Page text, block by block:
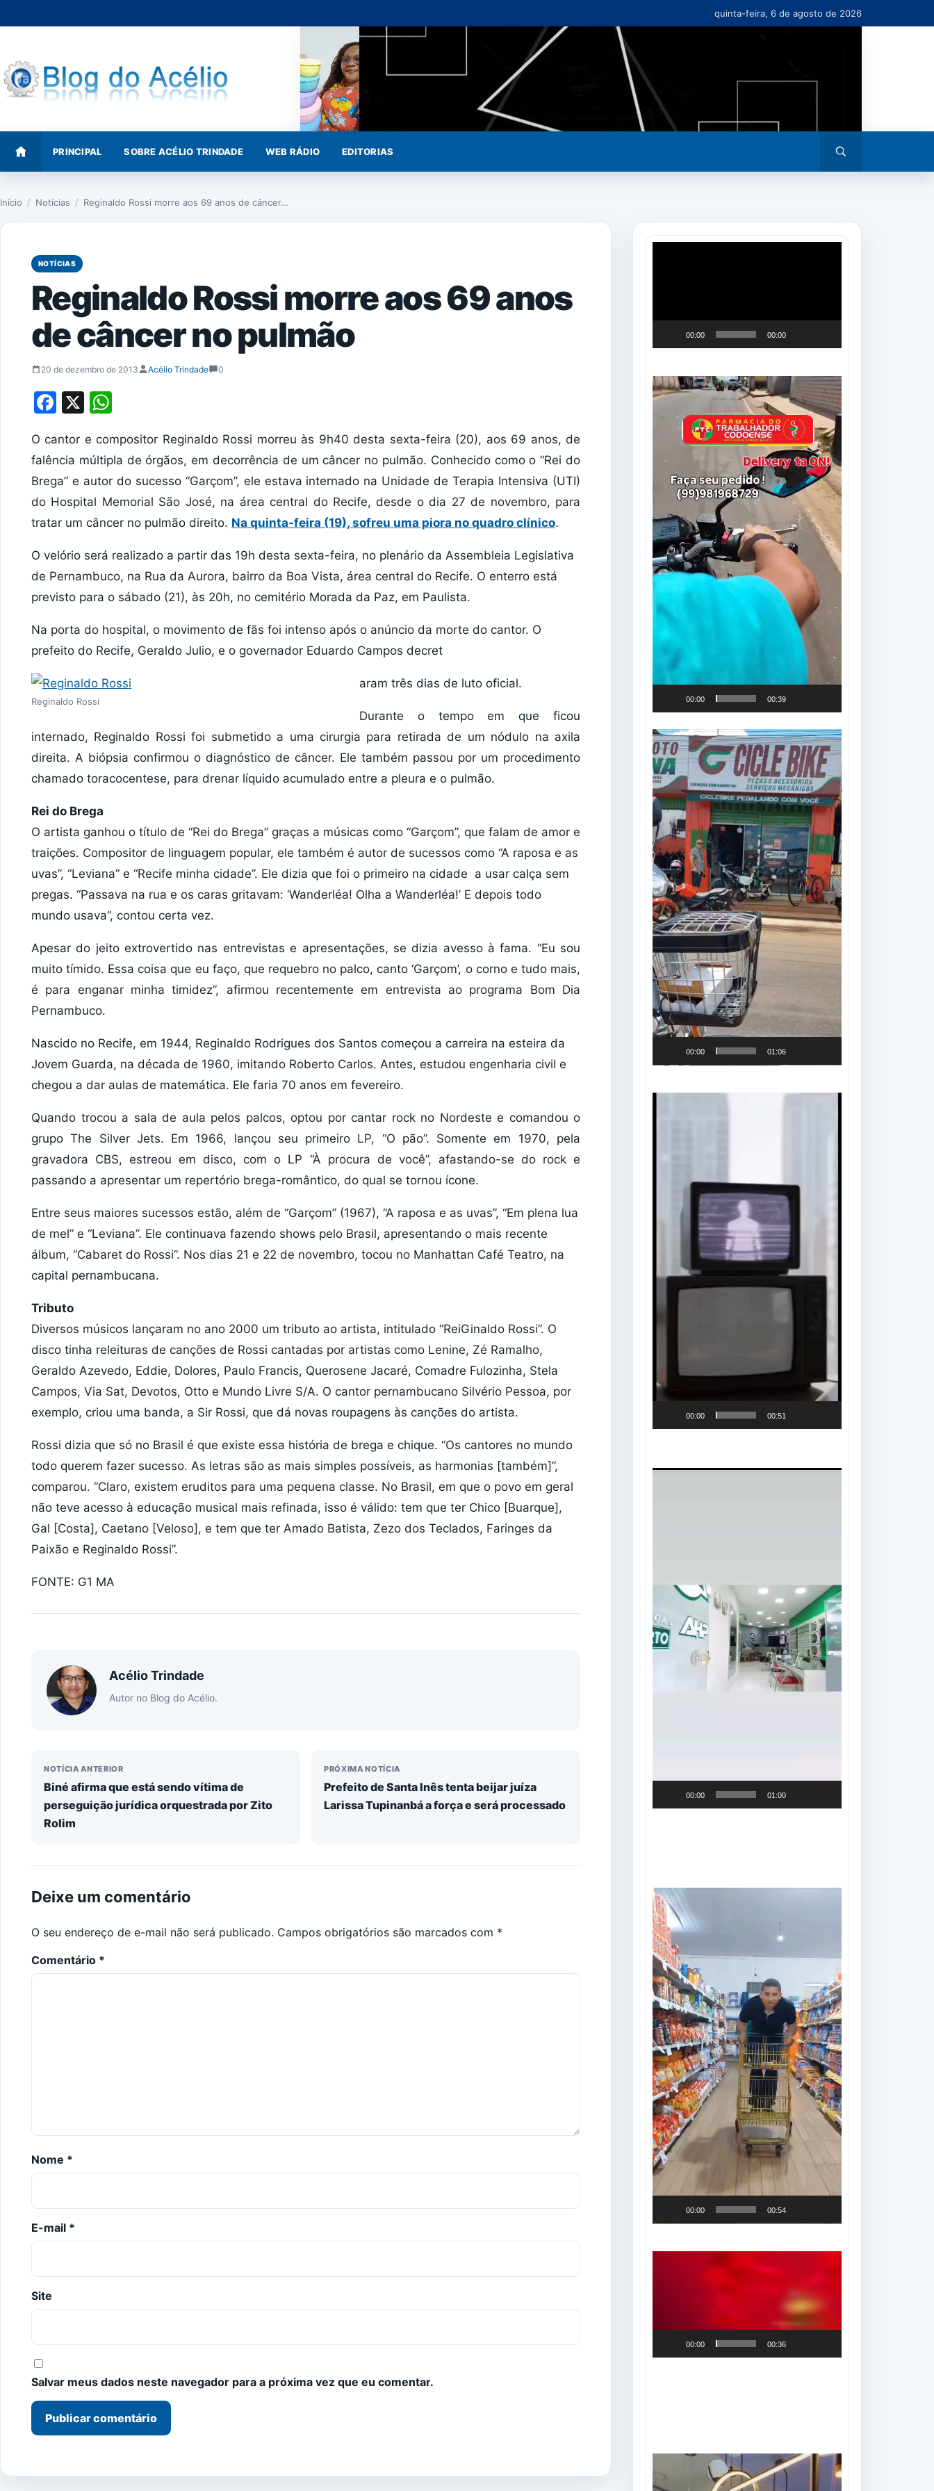
para
conteúdo
quinta-feira, 6 de agosto de 2026
PRINCIPAL SOBRE ACÉLIO TRINDADE WEB RÁDIO EDITORIAS
busca
Início / Notícias / Reginaldo Rossi morre aos 69 anos de câncer…
NOTÍCIAS
Reginaldo Rossi morre aos 69 anos
de câncer no pulmão
20 de dezembro de 2013 Acélio Trindade 0
Facebook
X
O cantor e compositor Reginaldo Rossi morreu às 9h40 desta sexta-feira (20), aos 69 anos, de
falência múltipla de órgãos, em decorrência de um câncer no pulmão. Conhecido como o “Rei do
Brega” e autor do sucesso “Garçom”, ele estava internado na Unidade de Terapia Intensiva (UTI)
do Hospital Memorial São José, na área central do Recife, desde o dia 27 de novembro, para
tratar um câncer no pulmão direito. Na quinta-feira (19), sofreu uma piora no quadro clínico.
O velório será realizado a partir das 19h desta sexta-feira, no plenário da Assembleia Legislativa
de Pernambuco, na Rua da Aurora, bairro da Boa Vista, área central do Recife. O enterro está
previsto para o sábado (21), às 20h, no cemitério Morada da Paz, em Paulista.
Na porta do hospital, o movimento de fãs foi intenso após o anúncio da morte do cantor. O
prefeito do Recife, Geraldo Julio, e o governador Eduardo Campos decret
Reginaldo Rossi
aram três dias de luto oficial.
Durante o tempo em que ficou
internado, Reginaldo Rossi foi submetido a uma cirurgia para retirada de um nódulo na axila
direita. A biópsia confirmou o diagnóstico de câncer. Ele também passou por um procedimento
chamado toracocentese, para drenar líquido acumulado entre a pleura e o pulmão.
Rei do Brega
O artista ganhou o título de “Rei do Brega” graças a músicas como “Garçom”, que falam de amor e
traições. Compositor de linguagem popular, ele também é autor de sucessos como “A raposa e as
uvas”, “Leviana” e “Recife minha cidade”. Ele dizia que foi o primeiro na cidade a usar calça sem
pregas. “Passava na rua e os caras gritavam: ‘Wanderléa! Olha a Wanderléa!’ E depois todo
mundo usava”, contou certa vez.
Apesar do jeito extrovertido nas entrevistas e apresentações, se dizia avesso à fama. “Eu sou
muito tímido. Essa coisa que eu faço, que requebro no palco, canto ‘Garçom’, o corno e tudo mais,
é para enganar minha timidez”, afirmou recentemente em entrevista ao programa Bom Dia
Pernambuco.
Nascido no Recife, em 1944, Reginaldo Rodrigues dos Santos começou a carreira na esteira da
Jovem Guarda, na década de 1960, imitando Roberto Carlos. Antes, estudou engenharia civil e
chegou a dar aulas de matemática. Ele faria 70 anos em fevereiro.
Quando trocou a sala de aula pelos palcos, optou por cantar rock no Nordeste e comandou o
grupo The Silver Jets. Em 1966, lançou seu primeiro LP, “O pão”. Somente em 1970, pela
gravadora CBS, estreou em disco, com o LP “À procura de você”, afastando-se do rock e
passando a apresentar um repertório brega-romântico, do qual se tornou ícone.
Entre seus maiores sucessos estão, além de “Garçom” (1967), “A raposa e as uvas”, “Em plena lua
de mel” e “Leviana”. Ele continuava fazendo shows pelo Brasil, apresentando o mais recente
álbum, “Cabaret do Rossi”. Nos dias 21 e 22 de novembro, tocou no Manhattan Café Teatro, na
capital pernambucana.
Tributo
Diversos músicos lançaram no ano 2000 um tributo ao artista, intitulado “ReiGinaldo Rossi”. O
disco tinha releituras de canções de Rossi cantadas por artistas como Lenine, Zé Ramalho,
Geraldo Azevedo, Eddie, Dolores, Paulo Francis, Querosene Jacaré, Comadre Fulozinha, Stela
Campos, Via Sat, Devotos, Otto e Mundo Livre S/A. O cantor pernambucano Silvério Pessoa, por
exemplo, criou uma banda, a Sir Rossi, que dá novas roupagens às canções do artista.
Rossi dizia que só no Brasil é que existe essa história de brega e chique. “Os cantores no mundo
todo querem fazer sucesso. As letras são as mais simples possíveis, as harmonias [também]”,
comparou. “Claro, existem eruditos para uma pequena classe. No Brasil, em que o povo em geral
não teve acesso à educação musical mais refinada, isso é válido: tem que ter Chico [Buarque],
Gal [Costa], Caetano [Veloso], e tem que ter Amado Batista, Zezo dos Teclados, Faringes da
Paixão e Reginaldo Rossi”.
FONTE: G1 MA
Acélio Trindade
Autor no Blog do Acélio.
NOTÍCIA ANTERIOR
Biné afirma que está sendo vítima de
perseguição jurídica orquestrada por Zito
Rolim
PRÓXIMA NOTÍCIA
Prefeito de Santa Inês tenta beijar juíza
Larissa Tupinanbá a força e será processado
Deixe um comentário
O seu endereço de e-mail não será publicado. Campos obrigatórios são marcados com *
Comentário *
Nome *
E-mail *
Site
Salvar meus dados neste navegador para a próxima vez que eu comentar.
00:00 00:00
Tocador
de
vídeo
00:00 00:39
Tocador
de
vídeo
00:00 01:06
00:00 00:51
00:00 01:00
Tocador
de
vídeo
00:00 00:54
00:00 00:36
de